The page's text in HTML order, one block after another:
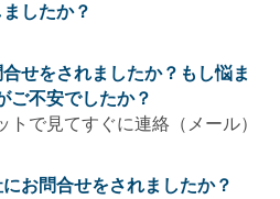
したか？
せをされましたか？もし悩ま
ご不安でしたか？
で見てすぐに連絡（メール）
お問合せをされましたか？